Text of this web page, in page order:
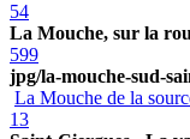
54
La Mouche, sur la
599
jpg/la-mouche-sud-
La Mouche de la
13